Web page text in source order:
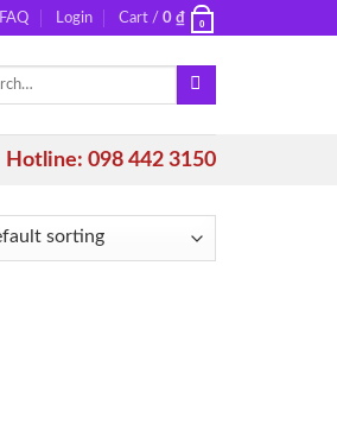
FAQ Login Cart / 0 ₫ 0
Hotline: 098 442 3150